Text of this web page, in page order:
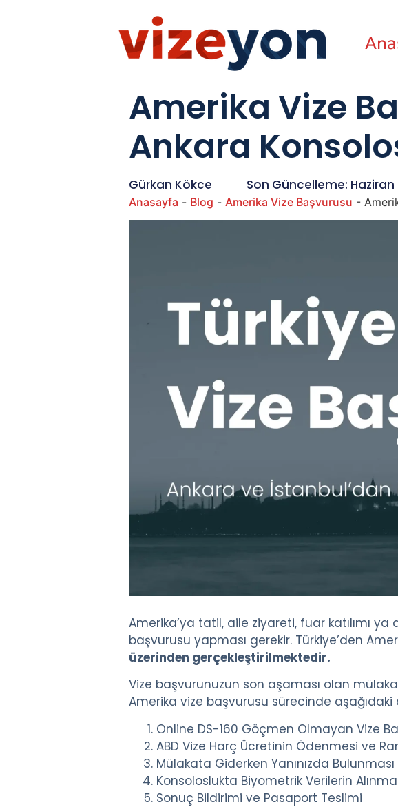
Amerika Vize
Ankara
Gürkan Kökce Son Güncelleme: Haziran
Anasayfa - Blog - Amerika Vize Başvurusu -
Amerika’ya tatil, aile ziyareti, fuar katılımı
başvurusu yapması gerekir. Türkiye’den
üzerinden gerçekleştirilmektedir.
Vize başvurunuzun son aşaması olan
Amerika vize başvurusu sürecinde aşağıdaki
Online DS-160 Göçmen Olmayan Vize
ABD Vize Harç Ücretinin Ödenmesi ve
Mülakata Giderken Yanınızda Bulunması
Konsoloslukta Biyometrik Verilerin
Sonuç Bildirimi ve Pasaport Teslimi